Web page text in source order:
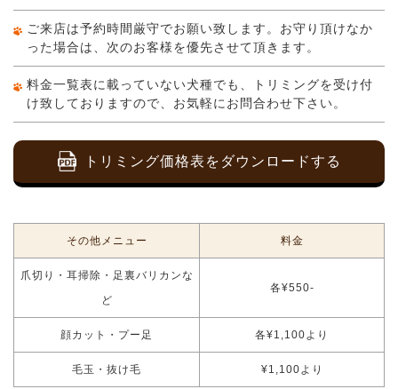
ご来店は予約時間厳守でお願い致します。お守り頂けなか
った場合は、次のお客様を優先させて頂きます。
料金一覧表に載っていない犬種でも、トリミングを受け付
け致しておりますので、お気軽にお問合わせ下さい。
トリミング価格表をダウンロードする
その他メニュー 料金
爪切り・耳掃除・足裏バリカンな
ど
各¥550-
顔カット・プー足 各¥1,100より
毛玉・抜け毛 ¥1,100より